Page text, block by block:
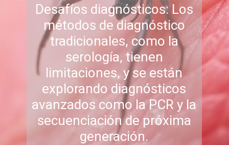
Desafíos diagnósticos: Los
métodos de diagnóstico
tradicionales, como la
serología, tienen
limitaciones, y se están
explorando diagnósticos
avanzados como la PCR y la
secuenciación de próxima
generación.